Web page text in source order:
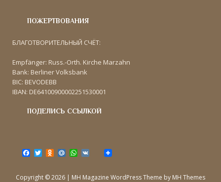
ПОЖЕРТВОВАНИЯ
БЛАГОТВОРИТЕЛЬНЫЙ СЧЁТ:
Empfänger: Russ.-Orth. Kirche Marzahn
Bank: Berliner Volksbank
BIC: BEVODEBB
IBAN: DE64100900002251530001
ПОДЕЛИСЬ ССЫЛКОЙ
a
e
T
w
t
O
d
o
M
a
W
h
t
Copyright © 2026 | MH Magazine WordPress Theme by MH Themes